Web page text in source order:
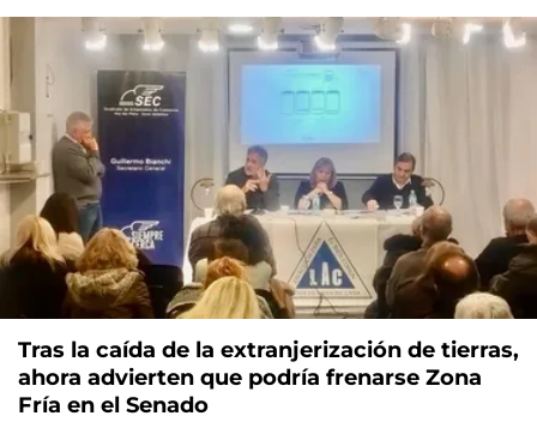
Tras la caída de la extranjerización de tierras,
ahora advierten que podría frenarse Zona
Fría en el Senado